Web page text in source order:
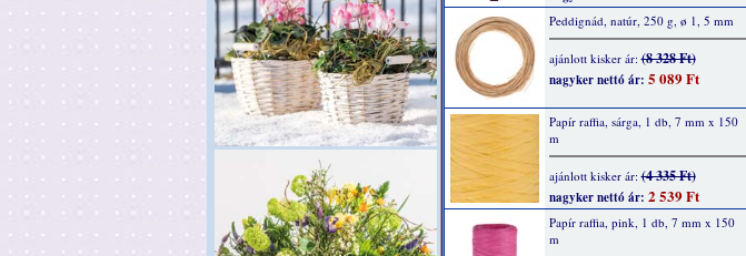
Peddignád, natúr, 250 g, ø 1, 5 mm
ajánlott kisker ár:(8 328 Ft)
nagyker nettó ár: 5 089 Ft
Papír raffia, sárga, 1 db, 7 mm x 150
m
ajánlott kisker ár:(4 335 Ft)
nagyker nettó ár: 2 539 Ft
Papír raffia, pink, 1 db, 7 mm x 150
m